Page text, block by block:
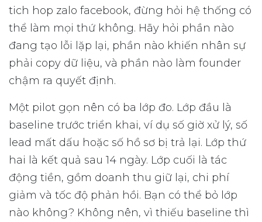
tich hop zalo facebook, đừng hỏi hệ thống có
thể làm mọi thứ không. Hãy hỏi phần nào
đang tạo lỗi lặp lại, phần nào khiến nhân sự
phải copy dữ liệu, và phần nào làm founder
chậm ra quyết định.
Một pilot gọn nên có ba lớp đo. Lớp đầu là
baseline trước triển khai, ví dụ số giờ xử lý, số
lead mất dấu hoặc số hồ sơ bị trả lại. Lớp thứ
hai là kết quả sau 14 ngày. Lớp cuối là tác
động tiền, gồm doanh thu giữ lại, chi phí
giảm và tốc độ phản hồi. Bạn có thể bỏ lớp
nào không? Không nên, vì thiếu baseline thì